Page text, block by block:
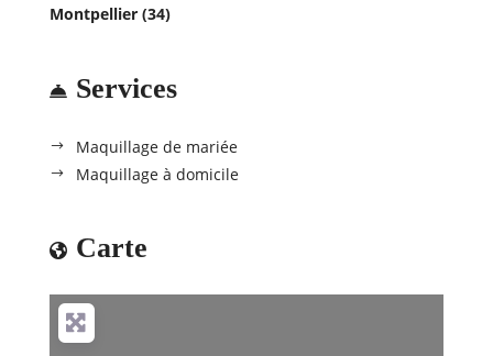
Montpellier (34)
Services
Maquillage de mariée
Maquillage à domicile
Carte